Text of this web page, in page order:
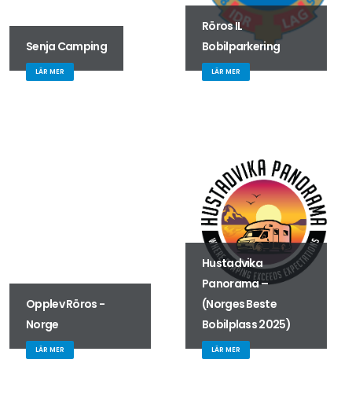
Senja Camping
LÄR MER
Röros IL
Bobilparkering
LÄR MER
Opplev Röros -
Norge
LÄR MER
Hustadvika
Panorama –
(Norges Beste
Bobilplass 2025)
LÄR MER